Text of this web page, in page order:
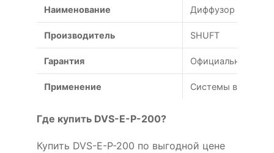
Наименование Диффузор
Производитель SHUFT
Гарантия Официальная
Применение Системы
Где купить DVS-E-P-200?
Купить DVS-E-P-200 по выгодной цене